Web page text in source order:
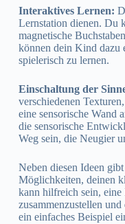
Interaktives Lernen:
Lernstation dienen. Du
magnetische
können dein Kind dazu
spielerisch zu lernen.
Einschaltung der
verschiedenen
eine sensorische Wand
die sensorische
Weg sein, die Neugier
Neben diesen Ideen
Möglichkeiten, deinen
kann hilfreich sein,
zusammenzustellen
ein einfaches Beispiel